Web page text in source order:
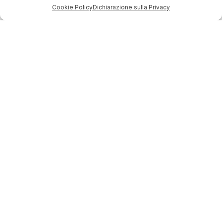
Cookie PolicyDichiarazione sulla Privacy